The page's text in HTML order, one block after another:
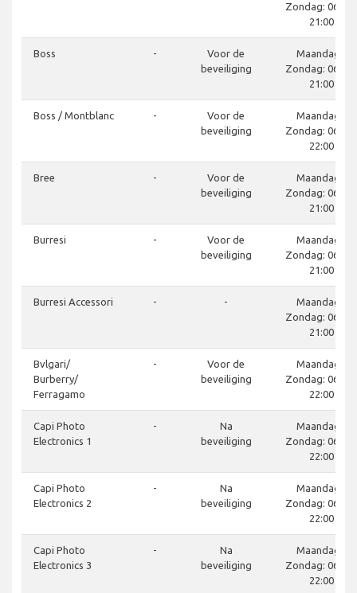
Zondag: 06:00
21:00
Boss -
Voor de
beveiliging
Maandag -
Zondag: 06:00
21:00
Boss / Montblanc -
Voor de
beveiliging
Maandag -
Zondag: 06:00
22:00
Bree -
Voor de
beveiliging
Maandag -
Zondag: 06:00
21:00
Burresi -
Voor de
beveiliging
Maandag -
Zondag: 06:00
21:00
Burresi Accessori - -
Maandag -
Zondag: 06:00
21:00
Bvlgari/
Burberry/
Ferragamo
-
Voor de
beveiliging
Maandag -
Zondag: 06:00
22:00
Capi Photo
Electronics 1
-
Na
beveiliging
Maandag -
Zondag: 06:00
22:00
Capi Photo
Electronics 2
-
Na
beveiliging
Maandag -
Zondag: 06:00
22:00
Capi Photo
Electronics 3
-
Na
beveiliging
Maandag -
Zondag: 06:00
22:00